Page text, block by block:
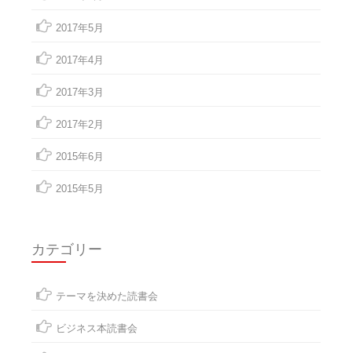
2017年5月
2017年4月
2017年3月
2017年2月
2015年6月
2015年5月
カテゴリー
テーマを決めた読書会
ビジネス本読書会